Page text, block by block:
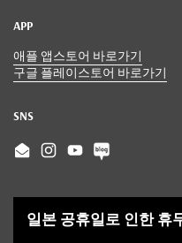
APP
애플 앱스토어 바로가기
구글 플레이스토어 바로가기
SNS
EmailInstagram
YouTube
일본 공휴일로 인한 휴